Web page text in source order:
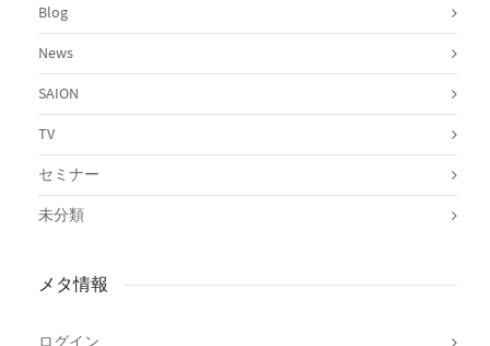
Blog
News
SAION
TV
セミナー
未分類
メタ情報